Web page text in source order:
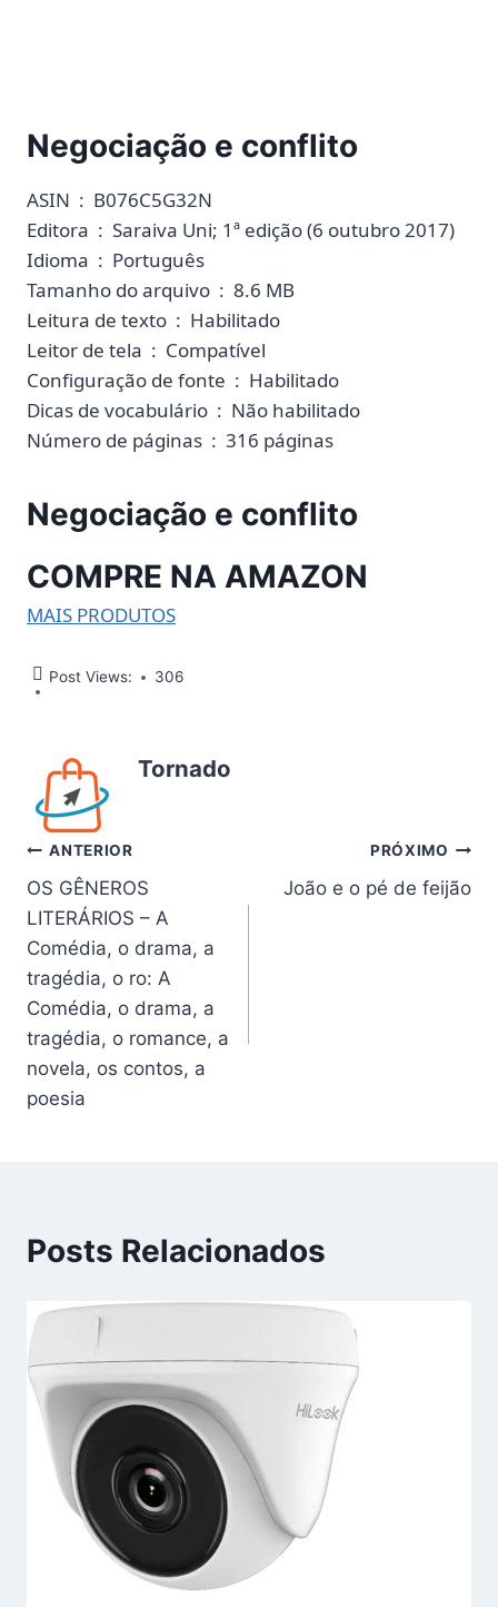
Negociação e conflito
ASIN ‏ : ‎ B076C5G32N
Editora ‏ : ‎ Saraiva Uni; 1ª edição (6 outubro 2017)
Idioma ‏ : ‎ Português
Tamanho do arquivo ‏ : ‎ 8.6 MB
Leitura de texto ‏ : ‎ Habilitado
Leitor de tela ‏ : ‎ Compatível
Configuração de fonte ‏ : ‎ Habilitado
Dicas de vocabulário ‏ : ‎ Não habilitado
Número de páginas ‏ : ‎ 316 páginas
Negociação e conflito
COMPRE NA AMAZON
MAIS PRODUTOS
Post Views: 306
Tornado
Navegação
de
Post
ANTERIOR
OS GÊNEROS
LITERÁRIOS – A
Comédia, o drama, a
tragédia, o ro: A
Comédia, o drama, a
tragédia, o romance, a
novela, os contos, a
poesia
PRÓXIMO
João e o pé de feijão
Posts Relacionados